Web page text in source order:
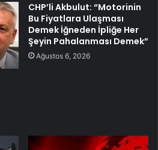
CHP’li Akbulut: “Motorinin
Bu Fiyatlara Ulaşması
Demek İğneden İpliğe Her
Şeyin Pahalanması Demek”
Ağustos 6, 2026